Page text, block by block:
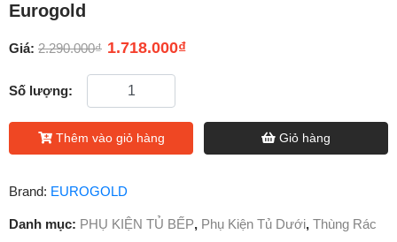
Eurogold
Giá: 2.290.000₫ 1.718.000₫
Số lượng:
Thêm vào giỏ hàng Giỏ hàng
Brand: EUROGOLD
Danh mục: PHỤ KIỆN TỦ BẾP, Phụ Kiện Tủ Dưới, Thùng Rác